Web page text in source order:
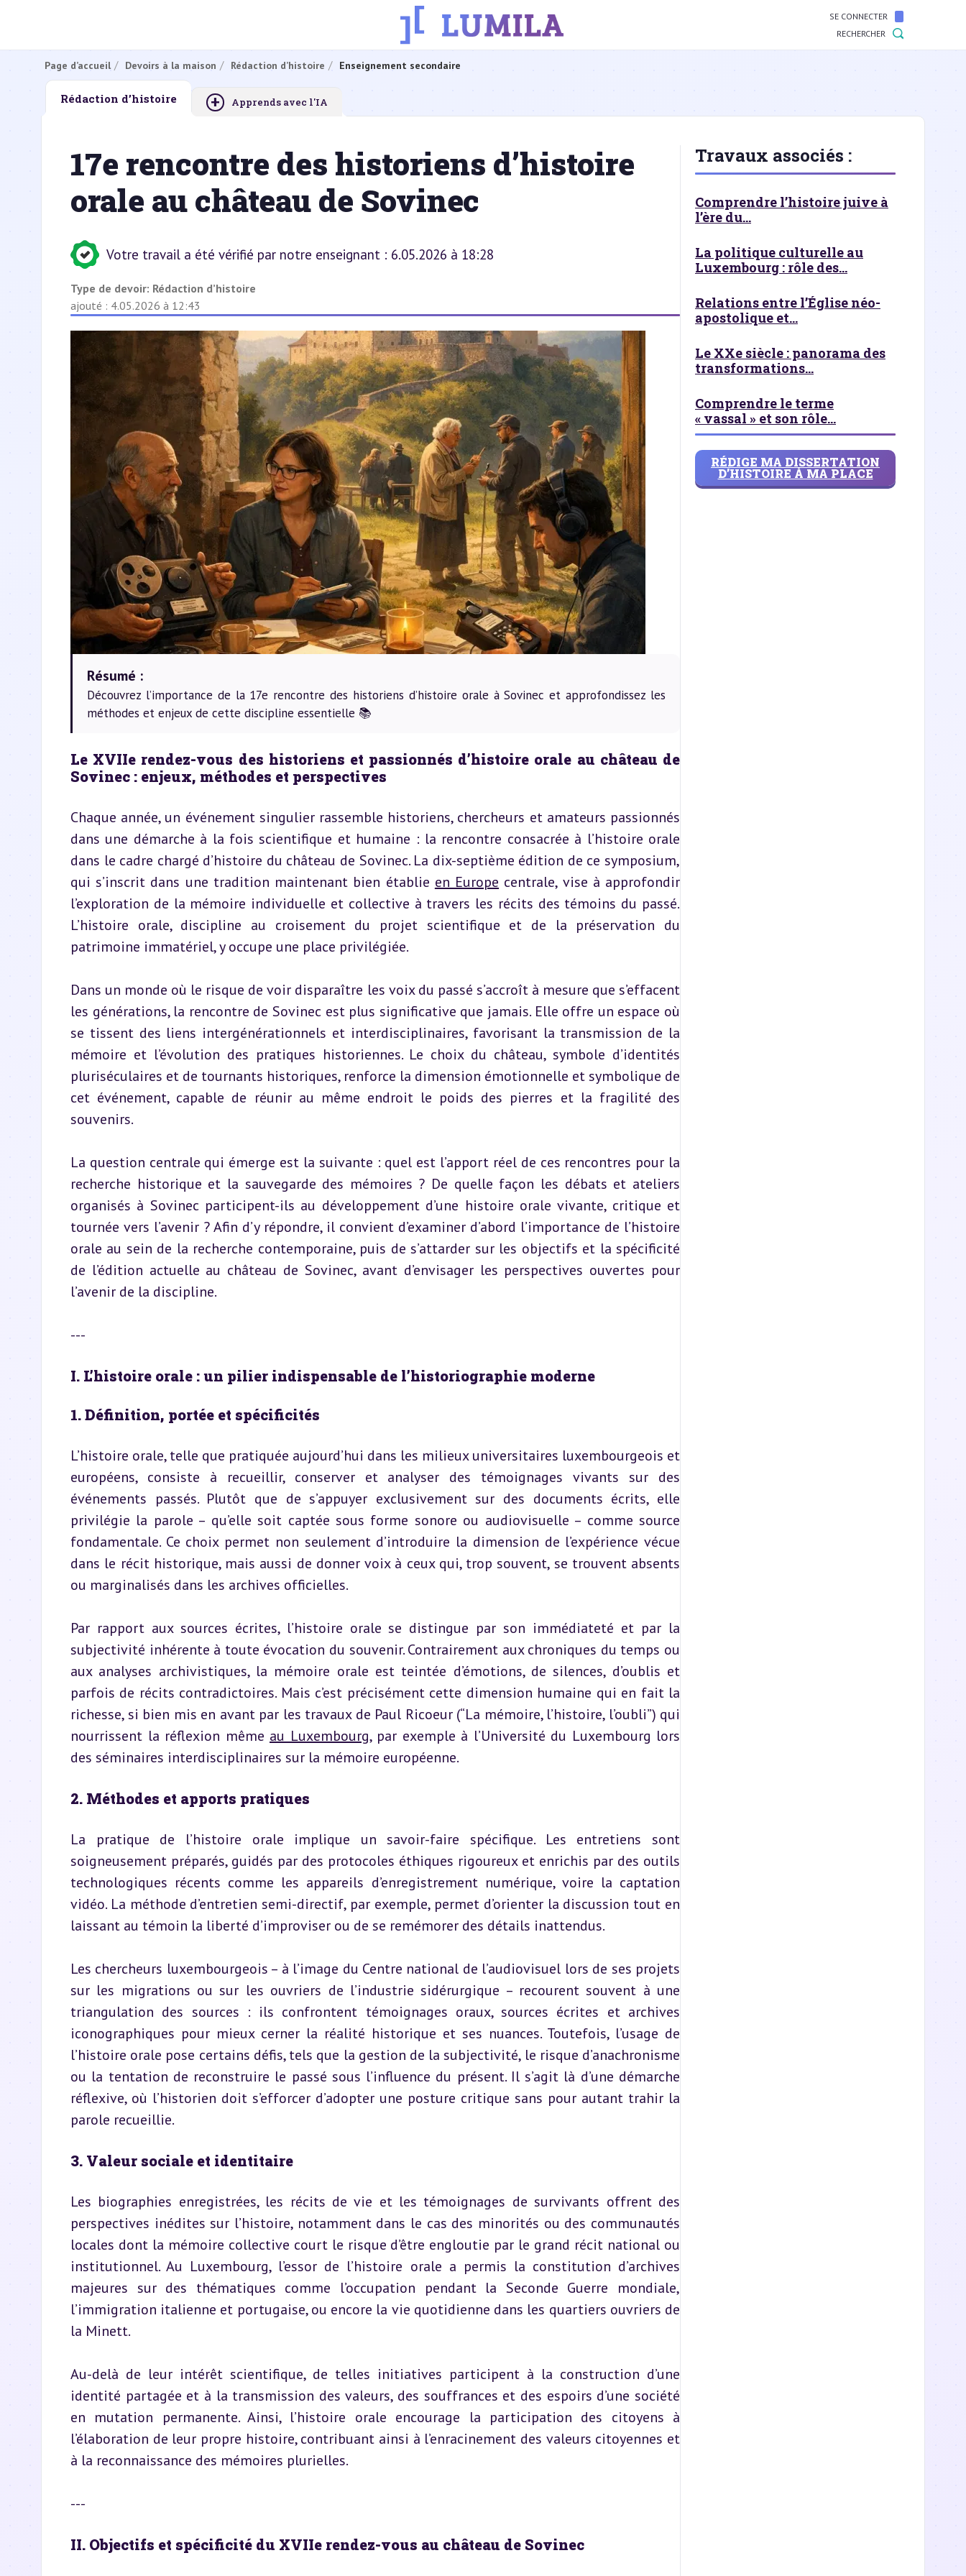
SE CONNECTER
RECHERCHER
Page d’accueil Devoirs à la maison Rédaction d’histoire Enseignement secondaire
Rédaction d’histoire + Apprends avec l'IA
17e rencontre des historiens d’histoire
orale au château de Sovinec
Votre travail a été vérifié par notre enseignant : 6.05.2026 à 18:28
Type de devoir: Rédaction d’histoire
ajouté : 4.05.2026 à 12:43
Résumé :
Découvrez l’importance de la 17e rencontre des historiens d’histoire orale à Sovinec et approfondissez les
méthodes et enjeux de cette discipline essentielle 📚
Le XVIIe rendez-vous des historiens et passionnés d’histoire orale au château de
Sovinec : enjeux, méthodes et perspectives
Chaque année, un événement singulier rassemble historiens, chercheurs et amateurs passionnés
dans une démarche à la fois scientifique et humaine : la rencontre consacrée à l’histoire orale
dans le cadre chargé d’histoire du château de Sovinec. La dix-septième édition de ce symposium,
qui s’inscrit dans une tradition maintenant bien établie en Europe centrale, vise à approfondir
l’exploration de la mémoire individuelle et collective à travers les récits des témoins du passé.
L’histoire orale, discipline au croisement du projet scientifique et de la préservation du
patrimoine immatériel, y occupe une place privilégiée.
Dans un monde où le risque de voir disparaître les voix du passé s’accroît à mesure que s’effacent
les générations, la rencontre de Sovinec est plus significative que jamais. Elle offre un espace où
se tissent des liens intergénérationnels et interdisciplinaires, favorisant la transmission de la
mémoire et l’évolution des pratiques historiennes. Le choix du château, symbole d’identités
pluriséculaires et de tournants historiques, renforce la dimension émotionnelle et symbolique de
cet événement, capable de réunir au même endroit le poids des pierres et la fragilité des
souvenirs.
La question centrale qui émerge est la suivante : quel est l’apport réel de ces rencontres pour la
recherche historique et la sauvegarde des mémoires ? De quelle façon les débats et ateliers
organisés à Sovinec participent-ils au développement d’une histoire orale vivante, critique et
tournée vers l’avenir ? Afin d’y répondre, il convient d’examiner d’abord l’importance de l’histoire
orale au sein de la recherche contemporaine, puis de s’attarder sur les objectifs et la spécificité
de l’édition actuelle au château de Sovinec, avant d’envisager les perspectives ouvertes pour
l’avenir de la discipline.
---
I. L’histoire orale : un pilier indispensable de l’historiographie moderne
1. Définition, portée et spécificités
L’histoire orale, telle que pratiquée aujourd’hui dans les milieux universitaires luxembourgeois et
européens, consiste à recueillir, conserver et analyser des témoignages vivants sur des
événements passés. Plutôt que de s’appuyer exclusivement sur des documents écrits, elle
privilégie la parole – qu’elle soit captée sous forme sonore ou audiovisuelle – comme source
fondamentale. Ce choix permet non seulement d’introduire la dimension de l’expérience vécue
dans le récit historique, mais aussi de donner voix à ceux qui, trop souvent, se trouvent absents
ou marginalisés dans les archives officielles.
Par rapport aux sources écrites, l’histoire orale se distingue par son immédiateté et par la
subjectivité inhérente à toute évocation du souvenir. Contrairement aux chroniques du temps ou
aux analyses archivistiques, la mémoire orale est teintée d’émotions, de silences, d’oublis et
parfois de récits contradictoires. Mais c’est précisément cette dimension humaine qui en fait la
richesse, si bien mis en avant par les travaux de Paul Ricoeur (“La mémoire, l’histoire, l’oubli”) qui
nourrissent la réflexion même au Luxembourg, par exemple à l’Université du Luxembourg lors
des séminaires interdisciplinaires sur la mémoire européenne.
2. Méthodes et apports pratiques
La pratique de l’histoire orale implique un savoir-faire spécifique. Les entretiens sont
soigneusement préparés, guidés par des protocoles éthiques rigoureux et enrichis par des outils
technologiques récents comme les appareils d’enregistrement numérique, voire la captation
vidéo. La méthode d’entretien semi-directif, par exemple, permet d’orienter la discussion tout en
laissant au témoin la liberté d’improviser ou de se remémorer des détails inattendus.
Les chercheurs luxembourgeois – à l’image du Centre national de l’audiovisuel lors de ses projets
sur les migrations ou sur les ouvriers de l’industrie sidérurgique – recourent souvent à une
triangulation des sources : ils confrontent témoignages oraux, sources écrites et archives
iconographiques pour mieux cerner la réalité historique et ses nuances. Toutefois, l’usage de
l’histoire orale pose certains défis, tels que la gestion de la subjectivité, le risque d’anachronisme
ou la tentation de reconstruire le passé sous l’influence du présent. Il s’agit là d’une démarche
réflexive, où l’historien doit s’efforcer d’adopter une posture critique sans pour autant trahir la
parole recueillie.
3. Valeur sociale et identitaire
Les biographies enregistrées, les récits de vie et les témoignages de survivants offrent des
perspectives inédites sur l’histoire, notamment dans le cas des minorités ou des communautés
locales dont la mémoire collective court le risque d’être engloutie par le grand récit national ou
institutionnel. Au Luxembourg, l’essor de l’histoire orale a permis la constitution d’archives
majeures sur des thématiques comme l’occupation pendant la Seconde Guerre mondiale,
l’immigration italienne et portugaise, ou encore la vie quotidienne dans les quartiers ouvriers de
la Minett.
Au-delà de leur intérêt scientifique, de telles initiatives participent à la construction d’une
identité partagée et à la transmission des valeurs, des souffrances et des espoirs d’une société
en mutation permanente. Ainsi, l’histoire orale encourage la participation des citoyens à
l’élaboration de leur propre histoire, contribuant ainsi à l’enracinement des valeurs citoyennes et
à la reconnaissance des mémoires plurielles.
---
II. Objectifs et spécificité du XVIIe rendez-vous au château de Sovinec
Travaux associés :
Comprendre l’histoire juive à
l’ère du...
La politique culturelle au
Luxembourg : rôle des...
Relations entre l’Église néo-
apostolique et...
Le XXe siècle : panorama des
transformations...
Comprendre le terme
« vassal » et son rôle...
RÉDIGE MA DISSERTATION
D’HISTOIRE À MA PLACE